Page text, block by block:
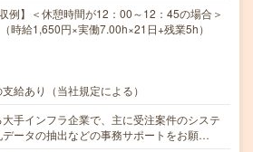
例】＜休憩時間が12：00～12：45の場合＞
時給1,650円×実働7.00h×21日+残業5h）
給あり（当社規定による）
手インフラ企業で、主に受注案件のシステ
データの抽出などの事務サポートをお願…